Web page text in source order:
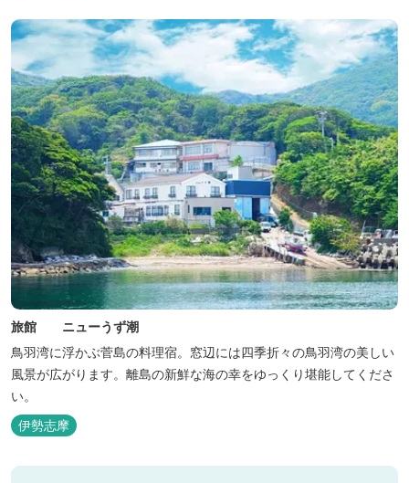
旅館 ニューうず潮
鳥羽湾に浮かぶ菅島の料理宿。窓辺には四季折々の鳥羽湾の美しい
風景が広がります。離島の新鮮な海の幸をゆっくり堪能してくださ
い。
伊勢志摩